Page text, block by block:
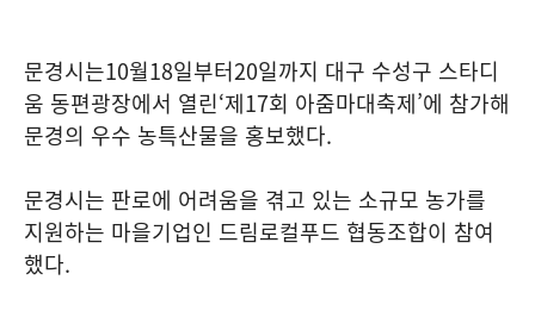
문경시는10월18일부터20일까지 대구 수성구 스타디
움 동편광장에서 열린‘제17회 아줌마대축제’에 참가해
문경의 우수 농특산물을 홍보했다.
문경시는 판로에 어려움을 겪고 있는 소규모 농가를
지원하는 마을기업인 드림로컬푸드 협동조합이 참여
했다.